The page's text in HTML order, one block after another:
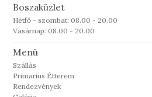
Boszaküzlet
Hétfő - szombat: 08.00 - 20.00
Vasárnap: 08.00 - 20.00
Menü
Szállás
Primarius Étterem
Rendezvények